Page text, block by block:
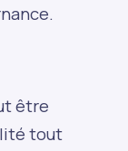
être
tout